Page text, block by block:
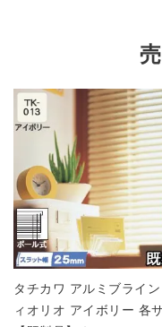
タチカワ アルミブライ
ィオリオ アイボリー 各